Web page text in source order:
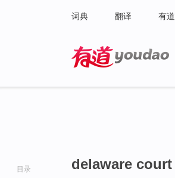
词典 翻译 有
目录 delaware